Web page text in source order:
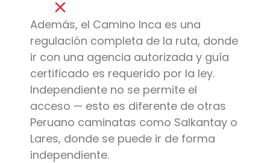
Además, el Camino Inca es una
regulación completa de la ruta, donde
ir con una agencia autorizada y guía
certificado es requerido por la ley.
Independiente no se permite el
acceso — esto es diferente de otras
Peruano caminatas como Salkantay o
Lares, donde se puede ir de forma
independiente.